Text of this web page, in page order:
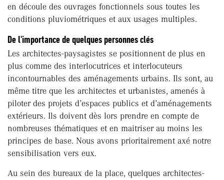
en découle des ouvrages fonctionnels sous toutes les
conditions pluviométriques et aux usages multiples.
De l'importance de quelques personnes clés
Les architectes-paysagistes se positionnent de plus en
plus comme des interlocutrices et interlocuteurs
incontournables des aménagements urbains. Ils sont, au
même titre que les architectes et urbanistes, amenés à
piloter des projets d’espaces publics et d’aménagements
extérieurs. Ils doivent dès lors prendre en compte de
nombreuses thématiques et en maitriser au moins les
principes de base. Nous avons prioritairement axé notre
sensibilisation vers eux.
Au sein des bureaux de la place, quelques architectes-